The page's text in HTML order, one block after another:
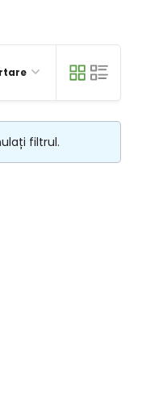
filtrul.